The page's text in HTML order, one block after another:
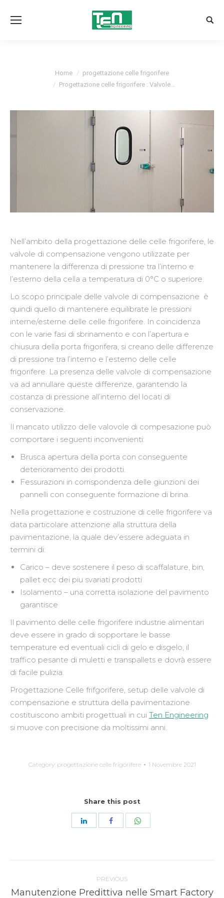
You are here:Home
progettazione celle frigorifere
Progettazione celle frigorifere : Valvole…
Nell’ambito della progettazione delle celle frigorifere, le
valvole di compensazione vengono utilizzate per
mantenere la differenza di pressione tra l’interno e
l’esterno della cella a temperatura di 0°C o superiore.
Lo scopo principale delle valvole di compensazione è
quindi quello di mantenere equilibrate le pressioni
interne/esterne delle celle frigorifere. In coincidenza
con le varie fasi di sbrinamento e con l’apertura e
chiusura della porta frigorifera, si creano delle differenze
di pressione tra l’interno e l’esterno delle celle
frigorifere. La presenza delle valvole di compensazione
va ad annullare queste differenze, garantendo la
costanza di pressione all’interno del locati di
conservazione.
Il mancato utilizzo delle valovole di compesazione può
comportare i seguenti inconvenienti:
Brusca apertura della porta con conseguente
deterioramento dei prodotti.
Fessurazioni in corrispondenza delle giunzioni dei
pannelli con conseguente formazione di brina.
Nella progettazione e costruzione di celle frigorifere va
data particolare attenzione alla struttura della
pavimentazione, la quale dev’essere adeguata in
termini di:
Carico – deve sostenere il peso di scaffalature, bin,
pallet ecc dei piu svariati prodotti
Isolamento – una corretta isolazione del pavimento
garantisce
Il pavimento delle celle frigorifere industrie alimentari
deve essere in grado di sopportare le basse
temperature ed eventuali cicli di gelo e disgelo, il
traffico pesante di muletti e transpallets e dovrà essere
di facile pulizia.
Progettazione Celle frifgorifere, setup delle valvole di
compensazione e struttura della pavimentazione
costituiscono ambiti progettuali in cui Ten Engineering
si muove con precisione da moltissimi anni.
Category: progettazione celle frigorifere 1 Novembre 2021
Share this post
Share Share
navigation
PREVIOUS
Previous
Manutenzione Predittiva nelle Smart Factory